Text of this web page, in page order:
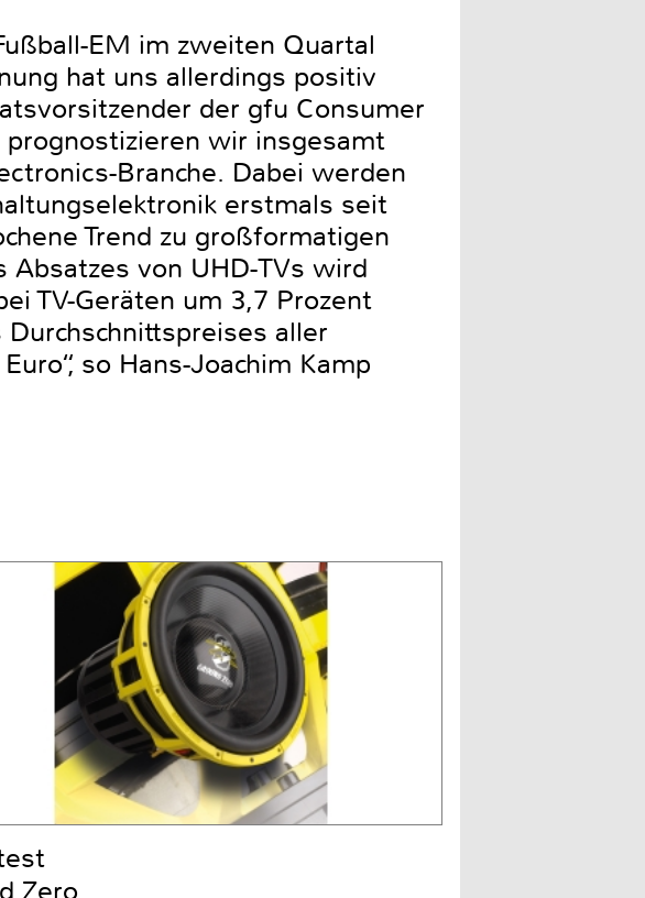
EM im zweiten Quartal
hat uns allerdings positiv
der gfu Consumer
wir insgesamt
Branche. Dabei werden
erstmals seit
Trend zu großformatigen
Absatzes von UHD-TVs wird
TV-Geräten um 3,7 Prozent
aller
so Hans-Joachim Kamp